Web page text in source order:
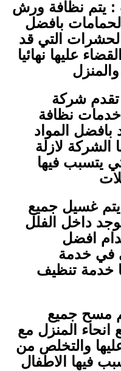
: يتم نظافة ورش
بافضل
التي قد
عليها نهائيا
تقدم شركة
نظافة
المواد
الشركة لازلة
يتسبب فيها
يتم غسيل جميع
داخل الفلل
افضل
في خدمة
خدمة تنظيف
مسح جميع
انحاء المنزل مع
عليها والتخلص من
فيها الاطفال